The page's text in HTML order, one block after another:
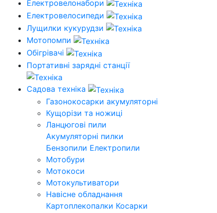
Електровелонабори
Електровелосипеди
Лущилки кукурудзи
Мотопомпи
Обігрівачі
Портативні зарядні станції
Садова техніка
Газонокосарки акумуляторні
Кущорізи та ножиці
Ланцюгові пили
Акумуляторні пилки
Бензопили Електропили
Мотобури
Мотокоси
Мотокультиватори
Навісне обладнання
Картоплекопалки Косарки